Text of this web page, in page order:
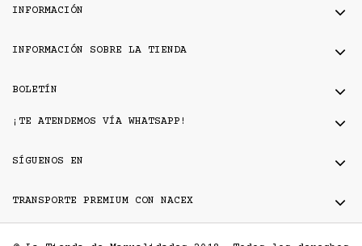
INFORMACIÓN
INFORMACIÓN SOBRE LA TIENDA
BOLETÍN
¡TE ATENDEMOS VÍA WHATSAPP!
SÍGUENOS EN
TRANSPORTE PREMIUM CON NACEX